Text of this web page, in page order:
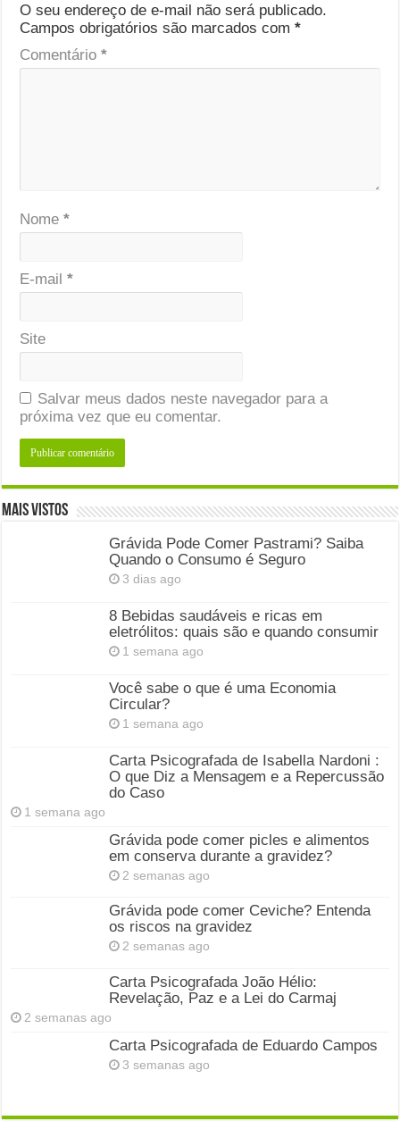
O seu endereço de e-mail não será publicado.
Campos obrigatórios são marcados com*
Comentário*
Nome*
E-mail*
Site
Salvar meus dados neste navegador para a
próxima vez que eu comentar.
Mais Vistos
Grávida Pode Comer Pastrami? Saiba
Quando o Consumo é Seguro
3 dias ago
8 Bebidas saudáveis e ricas em
eletrólitos: quais são e quando consumir
1 semana ago
Você sabe o que é uma Economia
Circular?
1 semana ago
Carta Psicografada de Isabella Nardoni :
O que Diz a Mensagem e a Repercussão
do Caso
1 semana ago
Grávida pode comer picles e alimentos
em conserva durante a gravidez?
2 semanas ago
Grávida pode comer Ceviche? Entenda
os riscos na gravidez
2 semanas ago
Carta Psicografada João Hélio:
Revelação, Paz e a Lei do Carmaj
2 semanas ago
Carta Psicografada de Eduardo Campos
3 semanas ago